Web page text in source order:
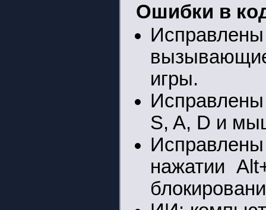
Ошибки в
игры.
S, A, D и
нажатии